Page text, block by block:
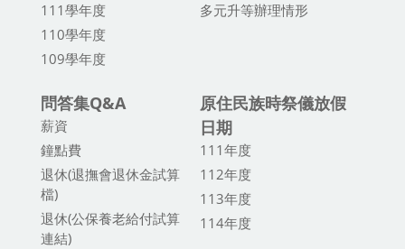
111學年度
110學年度
109學年度
多元升等辦理情形
問答集Q&A
薪資
鐘點費
退休(退撫會退休金試算
檔)
退休(公保養老給付試算
連結)
原住民族時祭儀放假
日期
111年度
112年度
113年度
114年度